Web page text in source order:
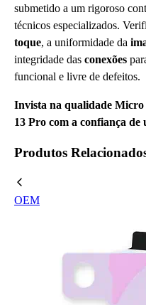
submetido a um rigoroso
técnicos especializados.
toque, a uniformidade da
integridade das conexões
funcional e livre de defeitos.
Invista na qualidade Micro
13 Pro com a confiança
Produtos
OEM